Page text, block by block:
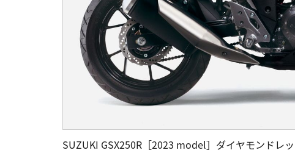
SUZUKI GSX250R［2023 model］ダイヤモンド